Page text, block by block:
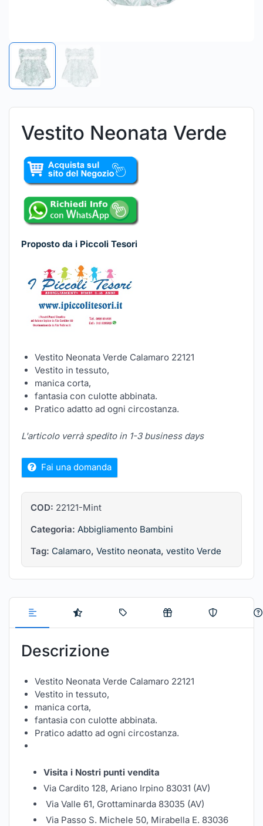
Vestito Neonata Verde
Proposto da i Piccoli Tesori
Vestito Neonata Verde Calamaro 22121
Vestito in tessuto,
manica corta,
fantasia con culotte abbinata.
Pratico adatto ad ogni circostanza.
L'articolo verrà spedito in 1-3 business days
Fai una domanda
COD: 22121-Mint
Categoria: Abbigliamento Bambini
Tag: Calamaro, Vestito neonata, vestito Verde
Descrizione
Vestito Neonata Verde Calamaro 22121
Vestito in tessuto,
manica corta,
fantasia con culotte abbinata.
Pratico adatto ad ogni circostanza.
Visita i Nostri punti vendita
Via Cardito 128, Ariano Irpino 83031 (AV)
Via Valle 61, Grottaminarda 83035 (AV)
Via Passo S. Michele 50, Mirabella E. 83036